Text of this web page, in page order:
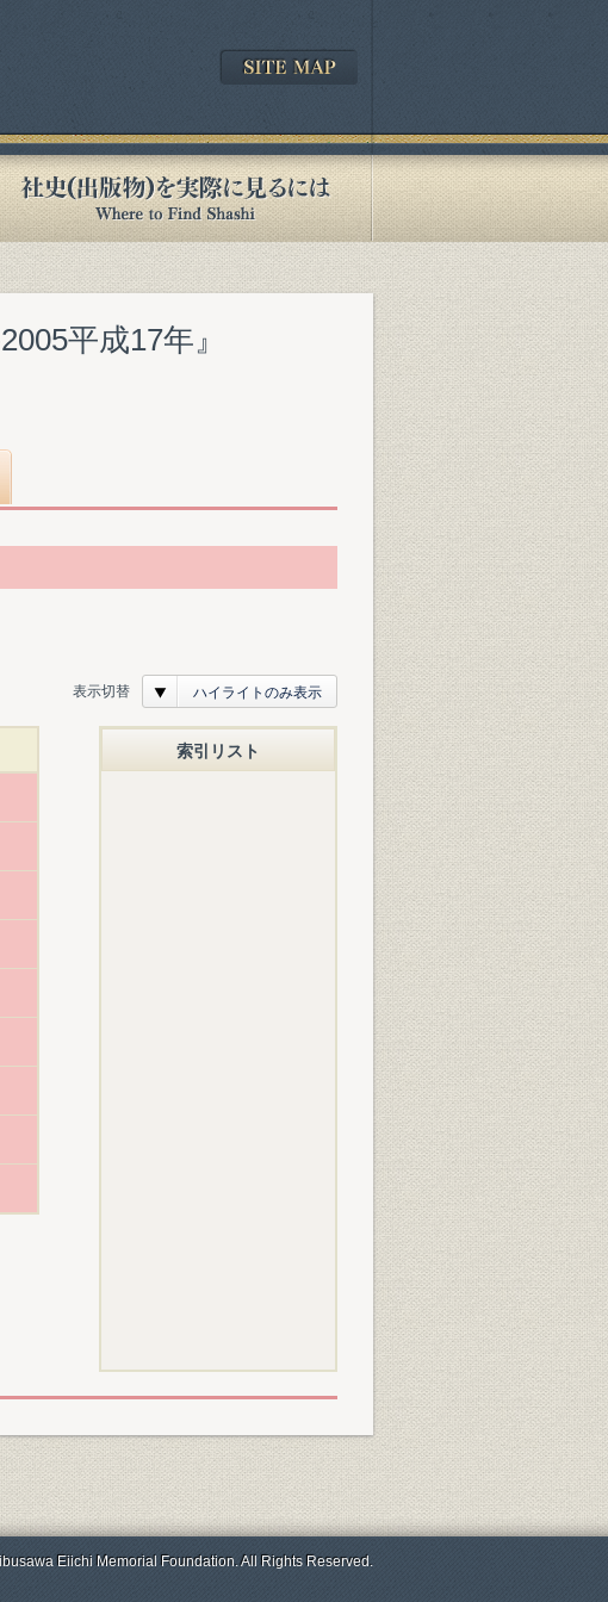
平成17年』
表示切替 ハイライトのみ表示
索引リスト
Eiichi Memorial Foundation. All Rights Reserved.